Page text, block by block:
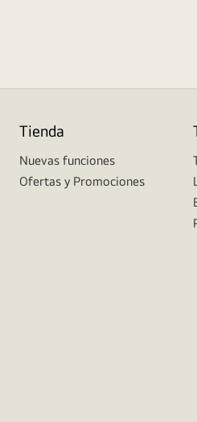
Tienda
Nuevas funciones
Ofertas y Promociones